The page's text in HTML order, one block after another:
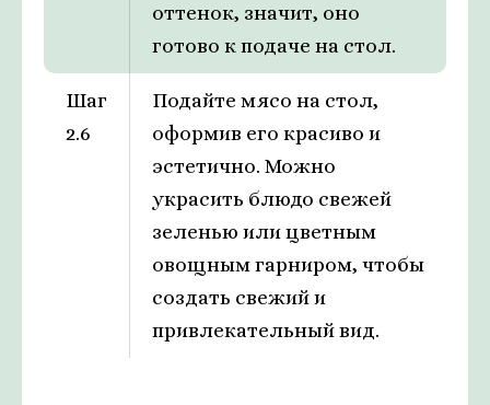
оттенок, значит, оно
готово к подаче на стол.
Шаг
2.6
Подайте мясо на стол,
оформив его красиво и
эстетично. Можно
украсить блюдо свежей
зеленью или цветным
овощным гарниром, чтобы
создать свежий и
привлекательный вид.